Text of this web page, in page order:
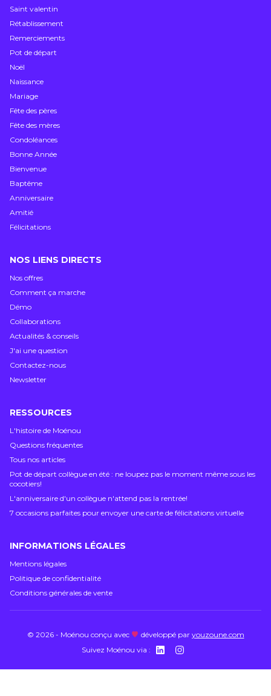
Saint valentin
Rétablissement
Remerciements
Pot de départ
Noël
Naissance
Mariage
Fête des pères
Fête des mères
Condoléances
Bonne Année
Bienvenue
Baptême
Anniversaire
Amitié
Félicitations
NOS LIENS DIRECTS
Nos offres
Comment ça marche
Démo
Collaborations
Actualités & conseils
J'ai une question
Contactez-nous
Newsletter
RESSOURCES
L'histoire de Moénou
Questions fréquentes
Tous nos articles
Pot de départ collègue en été : ne loupez pas le moment même sous les
cocotiers!
L'anniversaire d'un collègue n'attend pas la rentrée!
7 occasions parfaites pour envoyer une carte de félicitations virtuelle
INFORMATIONS LÉGALES
Mentions légales
Politique de confidentialité
Conditions générales de vente
© 2026- Moénou conçu avec développé par youzoune.com
Suivez Moénou via :
https://https://